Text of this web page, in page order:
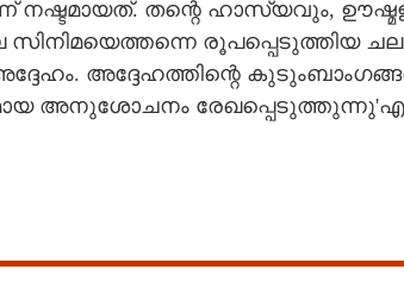
നഷ്ടമായത്. തന്റെ ഹാസ്യവും,
രൂപപ്പെടുത്തിയ
അദ്ദേഹത്തിന്റെ
അനുശോചനം